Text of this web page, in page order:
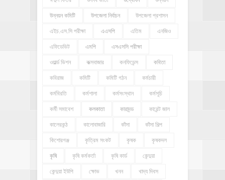
উন্নয়ন কমিটি উপজেলা নির্বাচন উপজেলা প্রশাসন
এইচ.এস.সি পরীক্ষা এএসপি এতিম এনজিও
এফিডেভিট এমপি এসএসসি পরীক্ষা
ওয়ার্ল্ড ভিশন কক্সবাজার কনফিডেন্স কবিতা
কবিরাজ কমিটি কমিটি গঠন কর্মচারী
কর্মবিরতি কর্মশালা কর্মসংস্থান কর্মসূচি
কর্মী সমাবেশ কলকাতা কারাদন্ড কারেন্ট জাল
কালেরকন্ঠ কালোবাজারি কাঁসা কাঁসা শিল্প
কিশোরগঞ্জ কৃত্রিম সংকট কৃষক কৃষকদল
কৃষি কৃষি কর্মকর্তা কৃষি কার্ড কেন্দুয়া
কেন্দুয়া ইউপি ক্ষোভ খনন খাদ্য দিবস